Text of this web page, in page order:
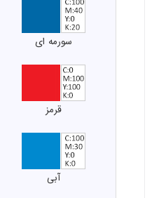
سورمه ای
قرمز
آبی